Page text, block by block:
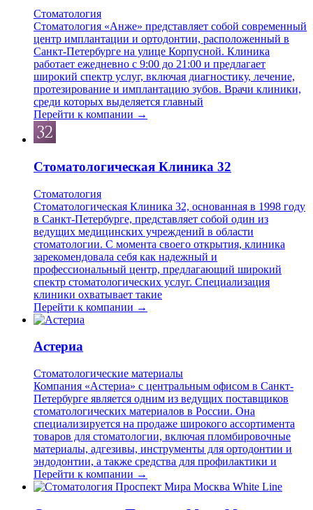
Стоматология
Стоматология «Анже» представляет собой современный
центр имплантации и ортодонтии, расположенный в
Санкт-Петербурге на улице Корпусной. Клиника
работает ежедневно с 9:00 до 21:00 и предлагает
широкий спектр услуг, включая диагностику, лечение,
протезирование и имплантацию зубов. Врачи клиники,
среди которых выделяется главный
Перейти к компании →
Стоматологическая Клиника 32
Стоматология
Стоматологическая Клиника 32, основанная в 1998 году
в Санкт-Петербурге, представляет собой один из
ведущих медицинских учреждений в области
стоматологии. С момента своего открытия, клиника
зарекомендовала себя как надежный и
профессиональный центр, предлагающий широкий
спектр стоматологических услуг. Специализация
клиники охватывает такие
Перейти к компании →
Астериа
Стоматологические материалы
Компания «Астериа» с центральным офисом в Санкт-
Петербурге является одним из ведущих поставщиков
стоматологических материалов в России. Она
специализируется на продаже широкого ассортимента
товаров для стоматологии, включая пломбировочные
материалы, адгезивы, инструменты для ортодонтии и
эндодонтии, а также средства для профилактики и
Перейти к компании →